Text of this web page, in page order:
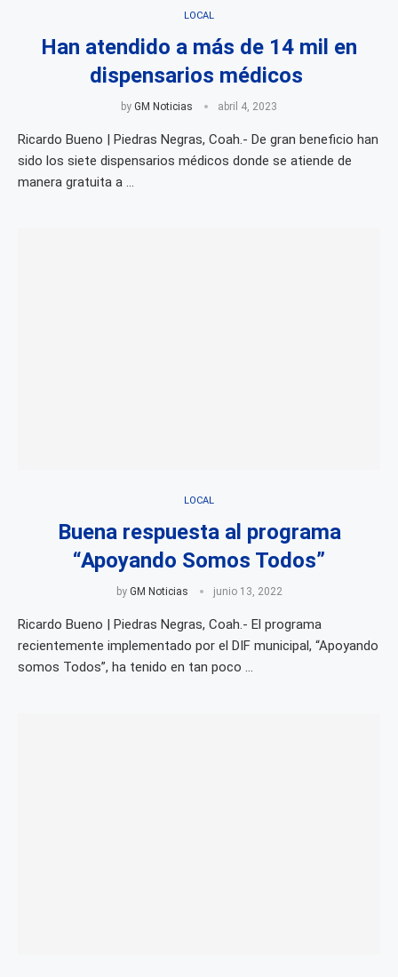
LOCAL
Han atendido a más de 14 mil en
dispensarios médicos
by GM Noticias abril 4, 2023
Ricardo Bueno | Piedras Negras, Coah.- De gran beneficio han
sido los siete dispensarios médicos donde se atiende de
manera gratuita a …
LOCAL
Buena respuesta al programa
“Apoyando Somos Todos”
by GM Noticias junio 13, 2022
Ricardo Bueno | Piedras Negras, Coah.- El programa
recientemente implementado por el DIF municipal, “Apoyando
somos Todos”, ha tenido en tan poco …